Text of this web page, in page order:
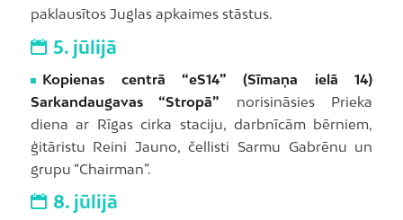
paklausītos Juglas apkaimes stāstus.
5. jūlijā
Kopienas centrā “eS14” (Sīmaņa ielā 14)
Sarkandaugavas “Stropā” norisināsies Prieka
diena ar Rīgas cirka staciju, darbnīcām bērniem,
ģitāristu Reini Jauno, čellisti Sarmu Gabrēnu un
grupu “Chairman”.
8. jūlijā